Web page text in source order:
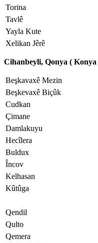
Torina
Tavlê
Yayla Kute
Xelikan Jêrê
Cihanbeyli, Qonya ( Konya
Beşkavaxê Mezin
Beşkevaxê Biçûk
Cudkan
Çimane
Damlakuyu
Hecîlera
Buldux
Încov
Kelhasan
Kûtûga
Qendil
Qulto
Qemera